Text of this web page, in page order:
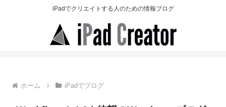
iPadでクリエイトする人のための情報ブログ
ホーム iPadでブログ